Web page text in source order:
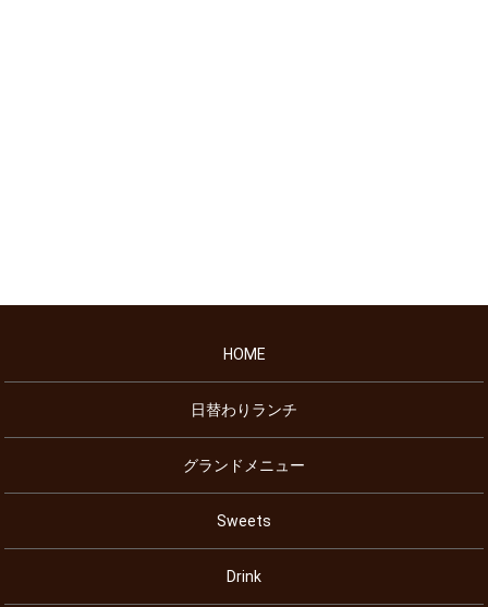
HOME
日替わりランチ
グランドメニュー
Sweets
Drink